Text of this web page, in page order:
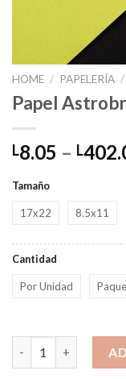
HOME / PAPELERÍA /
Papel
L8.05 – L
Tamaño
17x22 8.5x11
Cantidad
Por Unidad